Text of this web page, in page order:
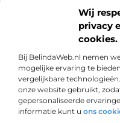
Wij
privacy
cookies.
Bij BelindaWeb.nl nemen
mogelijke ervaring te
vergelijkbare
onze website gebruikt,
gepersonaliseerde
informatie kunt u ons